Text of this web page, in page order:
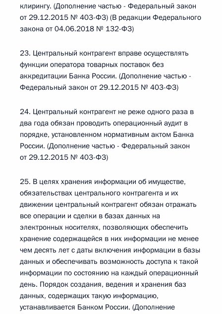
клирингу. (Дополнение частью - Федеральный закон
от 29.12.2015 № 403-ФЗ) (В редакции Федерального
закона от 04.06.2018 № 132-ФЗ)
23. Центральный контрагент вправе осуществлять
функции оператора товарных поставок без
аккредитации Банка России. (Дополнение частью -
Федеральный закон от 29.12.2015 № 403-ФЗ)
24. Центральный контрагент не реже одного раза в
два года обязан проводить операционный аудит в
порядке, установленном нормативным актом Банка
России. (Дополнение частью - Федеральный закон
от 29.12.2015 № 403-ФЗ)
25. В целях хранения информации об имуществе,
обязательствах центрального контрагента и их
движении центральный контрагент обязан отражать
все операции и сделки в базах данных на
электронных носителях, позволяющих обеспечить
хранение содержащейся в них информации не менее
чем десять лет с даты включения информации в базы
данных и обеспечивать возможность доступа к такой
информации по состоянию на каждый операционный
день. Порядок создания, ведения и хранения баз
данных, содержащих такую информацию,
устанавливается Банком России. (Дополнение